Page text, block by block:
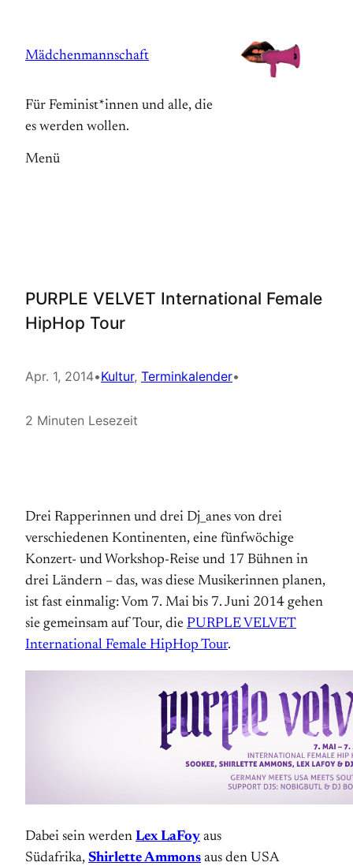
springen
Mädchenmannschaft
Für Feminist*innen und alle, die
es werden wollen.
Menü
PURPLE VELVET International Female
HipHop Tour
Apr. 1, 2014•Kultur, Terminkalender•
2 Minuten Lesezeit
Drei Rapperinnen und drei Dj_anes von drei
verschiedenen Kontinenten, eine fünfwöchige
Konzert- und Workshop-Reise und 17 Bühnen in
drei Ländern – das, was diese Musikerinnen planen,
ist fast einmalig: Vom 7. Mai bis 7. Juni 2014 gehen
sie gemeinsam auf Tour, die PURPLE VELVET
International Female HipHop Tour.
Dabei sein werden Lex LaFoy aus
Südafrika, Shirlette Ammons aus den USA